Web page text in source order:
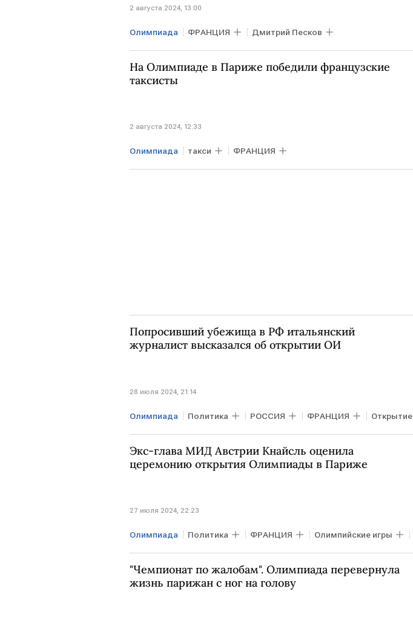
2 августа 2024, 13:00
Олимпиада ФРАНЦИЯ Дмитрий Песков
На Олимпиаде в Париже победили французские
таксисты
2 августа 2024, 12:33
Олимпиада такси ФРАНЦИЯ
Попросивший убежища в РФ итальянский
журналист высказался об открытии ОИ
28 июля 2024, 21:14
Олимпиада Политика РОССИЯ ФРАНЦИЯ Открытие
Экс-глава МИД Австрии Кнайсль оценила
церемонию открытия Олимпиады в Париже
27 июля 2024, 22:23
Олимпиада Политика ФРАНЦИЯ Олимпийские игры
"Чемпионат по жалобам". Олимпиада перевернула
жизнь парижан с ног на голову